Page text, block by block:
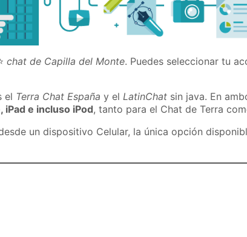
chat de Capilla del Monte. Puedes seleccionar tu
el Terra Chat España y elLatinChat sin java. En
iPad e incluso iPod, tanto para el Chat de Terra
un dispositivo Celular, la única opción